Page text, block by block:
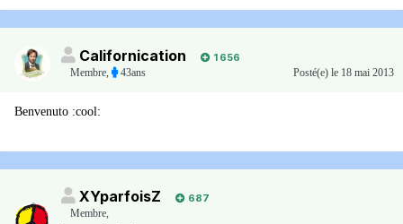
Californication
1 656
Membre, 43ans Posté(e) le 18 mai 2013
Benvenuto :cool:
XYparfoisZ
687
Membre,